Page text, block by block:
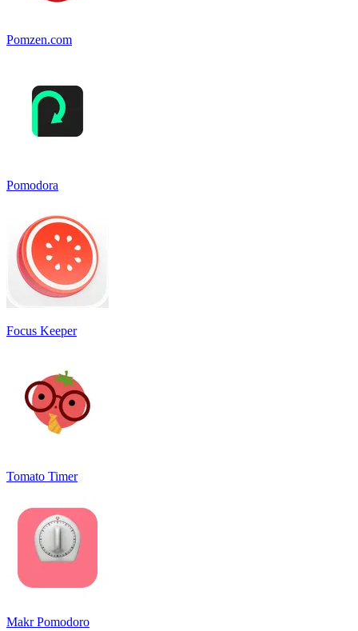
Pomzen.com
Pomodora
Focus Keeper
Tomato Timer
Makr Pomodoro